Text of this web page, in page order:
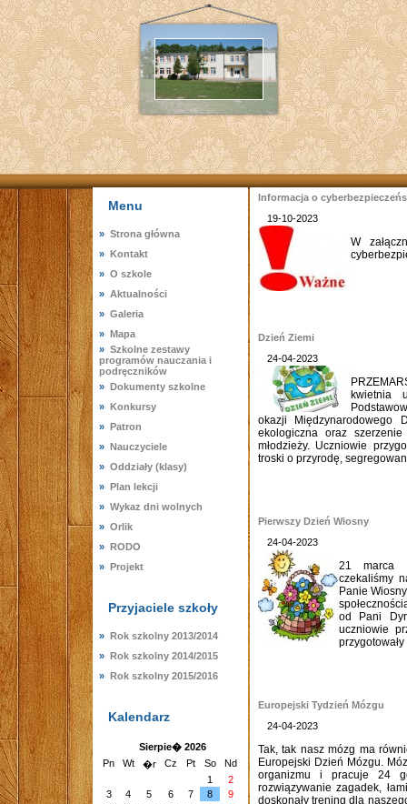
Menu
» Strona główna
» Kontakt
» O szkole
» Aktualności
» Galeria
» Mapa
» Szkolne zestawy
programów nauczania i
podręczników
» Dokumenty szkolne
» Konkursy
» Patron
» Nauczyciele
» Oddziały (klasy)
» Plan lekcji
» Wykaz dni wolnych
» Orlik
» RODO
» Projekt
Przyjaciele szkoły
» Rok szkolny 2013/2014
» Rok szkolny 2014/2015
» Rok szkolny 2015/2016
Kalendarz
Sierpie� 2026
Pn
Wt �r Cz Pt So
Nd
1
2
3
4 5 6 7 8
9
Informacja o
19-10-2023
W
Dzień Ziemi
24-04-2023
kwietnia
okazji Międzynarodowego
ekologiczna oraz
młodzieży. Uczniowie
troski o przyrodę,
Pierwszy Dzień Wiosny
24-04-2023
21 marca
czekaliśmy
Panie
od Pani
uczniowie
Europejski Tydzień Mózgu
24-04-2023
Tak, tak nasz mózg ma
Europejski Dzień Mózgu.
organizmu i pracuje 24
rozwiązywanie zagadek,
doskonały trening dla